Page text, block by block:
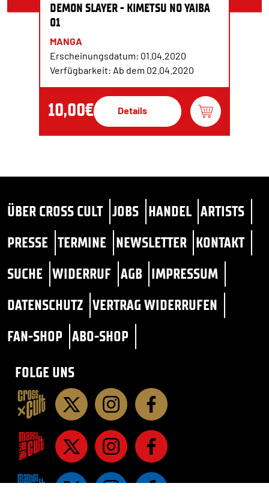
DEMON SLAYER - KIMETSU NO YAIBA
01
MANGA
Erscheinungsdatum: 01.04.2020
Verfügbarkeit: Ab dem 02.04.2020
10,00€ Details
ÜBER CROSS CULT JOBS HANDEL ARTISTS
PRESSE TERMINE NEWSLETTER KONTAKT
SUCHE WIDERRUF AGB IMPRESSUM
DATENSCHUTZ VERTRAG WIDERRUFEN
FAN-SHOP ABO-SHOP
FOLGE UNS